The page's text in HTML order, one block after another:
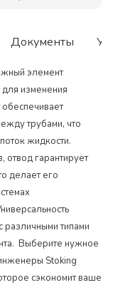
Документы
элемент
изменения
трубами, что
жидкости.
отвод гарантирует
делает его
различными типами
Выберите нужное
Stoking
сэкономит ваше